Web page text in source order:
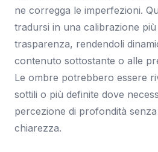
ne corregga le imperfezioni.
tradursi in una calibrazione più
trasparenza, rendendoli
contenuto sottostante o alle
Le ombre potrebbero essere
sottili o più definite dove
percezione di profondità
chiarezza.